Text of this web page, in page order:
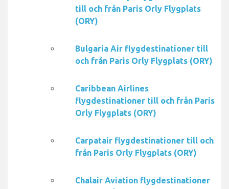
till och från Paris Orly Flygplats
(ORY)
Bulgaria Air flygdestinationer till
och från Paris Orly Flygplats (ORY)
Caribbean Airlines
flygdestinationer till och från Paris
Orly Flygplats (ORY)
Carpatair flygdestinationer till och
från Paris Orly Flygplats (ORY)
Chalair Aviation flygdestinationer